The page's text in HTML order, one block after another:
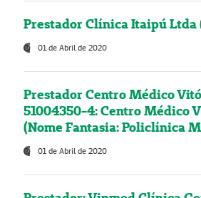
Prestador Clínica Itaipú Ltda
01 de Abril de 2020
Prestador Centro Médico
51004350-4: Centro Médico
(Nome Fantasia: Policlínica
01 de Abril de 2020